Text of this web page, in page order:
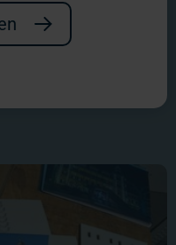
an einem neuen Projekt